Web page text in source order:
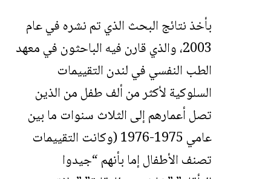
بأخذ نتائج البحث الذي تم نشره في عام
2003، والذي قارن فيه الباحثون في معهد
الطب النفسي في لندن التقييمات
السلوكية لأكثر من ألف طفل من الذين
تصل أعمارهم إلى الثلاث سنوات ما بين
عامي 1975-1976 (وكانت التقييمات
تصنف الأطفال إما بأنهم “جيدوا